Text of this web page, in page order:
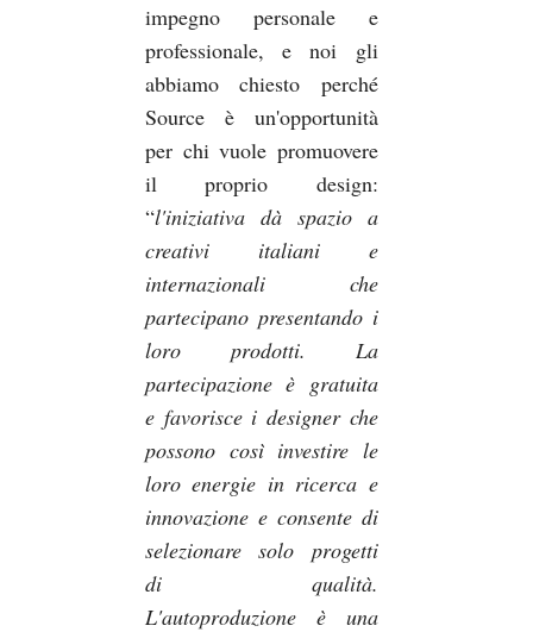
impegno personale e
professionale, e noi gli
abbiamo chiesto perché
Source è un'opportunità
per chi vuole promuovere
il proprio design:
“l'iniziativa dà spazio a
creativi italiani e
internazionali che
partecipano presentando i
loro prodotti. La
partecipazione è gratuita
e favorisce i designer che
possono così investire le
loro energie in ricerca e
innovazione e consente di
selezionare solo progetti
di qualità.
L'autoproduzione è una